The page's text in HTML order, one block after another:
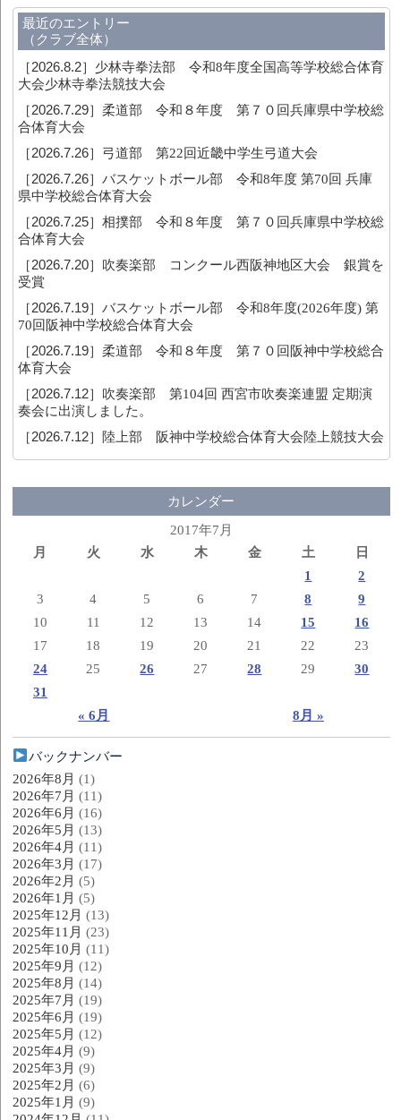
最近のエントリー
（クラブ全体）
［2026.8.2］ 少林寺拳法部 令和8年度全国高等学校総合体育
大会少林寺拳法競技大会
［2026.7.29］柔道部 令和８年度 第７０回兵庫県中学校総
合体育大会
［2026.7.26］ 弓道部 第22回近畿中学生弓道大会
［2026.7.26］バスケットボール部 令和8年度 第70回 兵庫
県中学校総合体育大会
［2026.7.25］相撲部 令和８年度 第７０回兵庫県中学校総
合体育大会
［2026.7.20］ 吹奏楽部 コンクール西阪神地区大会 銀賞を
受賞
［2026.7.19］バスケットボール部 令和8年度(2026年度) 第
70回阪神中学校総合体育大会
［2026.7.19］柔道部 令和８年度 第７０回阪神中学校総合
体育大会
［2026.7.12］ 吹奏楽部 第104回 西宮市吹奏楽連盟 定期演
奏会に出演しました。
［2026.7.12］ 陸上部 阪神中学校総合体育大会陸上競技大会
カレンダー
2017年7月
月
火 水 木 金 土 日
« 6月 8月 »
1
2
3
4 5 6 7 8
9
10
11 12 13 14 15
16
17
18 19 20 21 22
23
24
25 26 27 28 29
30
31
バックナンバー
2026年8月 (1)
2026年7月 (11)
2026年6月 (16)
2026年5月 (13)
2026年4月 (11)
2026年3月 (17)
2026年2月 (5)
2026年1月 (5)
2025年12月 (13)
2025年11月 (23)
2025年10月 (11)
2025年9月 (12)
2025年8月 (14)
2025年7月 (19)
2025年6月 (19)
2025年5月 (12)
2025年4月 (9)
2025年3月 (9)
2025年2月 (6)
2025年1月 (9)